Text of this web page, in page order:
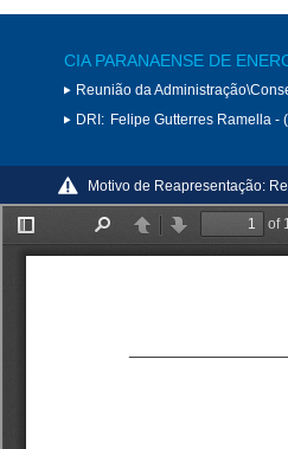
CIA PARANAENSE DE
Reunião da
DRI: Felipe Gutterres Ramella -
Motivo de Reapresentação: